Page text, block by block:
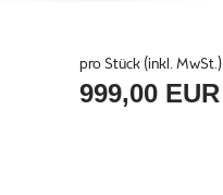
pro Stück (inkl. MwSt.)
999,00 EUR